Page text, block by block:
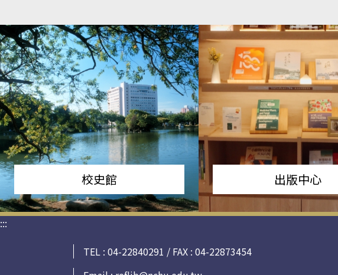
校史館 出版中心
:::
TEL : 04-22840291 / FAX : 04-22873454